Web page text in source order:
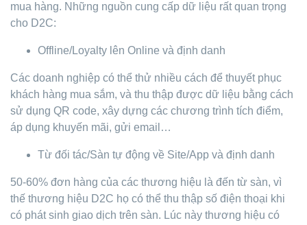
mua hàng. Những nguồn cung cấp dữ liệu rất quan trọng
cho D2C:
Offline/Loyalty lên Online và định danh
Các doanh nghiệp có thể thử nhiều cách để thuyết phục
khách hàng mua sắm, và thu thập được dữ liệu bằng cách
sử dụng QR code, xây dựng các chương trình tích điểm,
áp dụng khuyến mãi, gửi email…
Từ đối tác/Sàn tự động về Site/App và định danh
50-60% đơn hàng của các thương hiệu là đến từ sàn, vì
thế thương hiệu D2C họ có thể thu thập số điện thoại khi
có phát sinh giao dịch trên sàn. Lúc này thương hiệu có